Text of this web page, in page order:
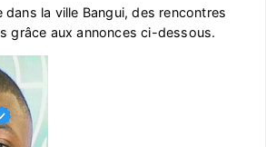
dans la ville Bangui, des rencontres
grâce aux annonces ci-dessous.